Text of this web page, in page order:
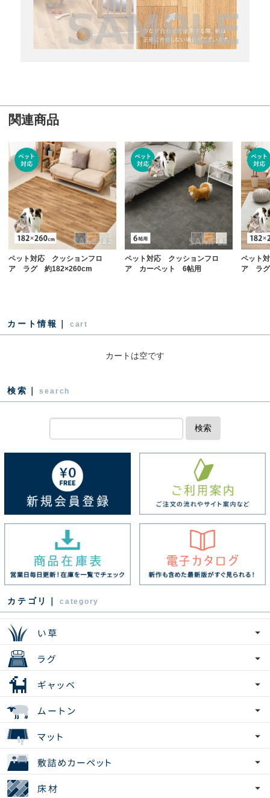
関連商品
ペット対応 クッションフロ
ア ラグ 約182×260cm
ペット対応 クッションフロ
ア カーペット 6帖用
ペット
ア ラ
カート情報｜ cart
カートは空です
検索｜ search
検索
カテゴリ｜ category